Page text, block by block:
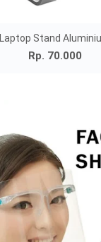
Laptop Stand
Rp. 70.000